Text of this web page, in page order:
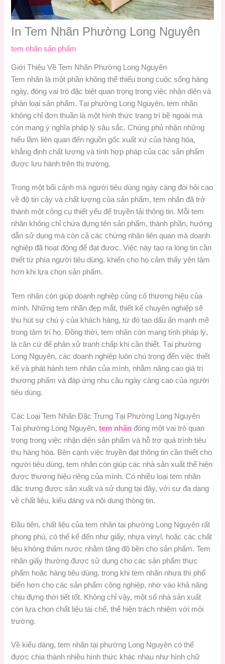
In Tem Nhãn Phường Long Nguyên
tem nhãn sản phẩm
Giới Thiệu Về Tem Nhãn Phường Long Nguyên
Tem nhãn là một phần không thể thiếu trong cuộc sống hàng
ngày, đóng vai trò đặc biệt quan trọng trong việc nhận diện và
phân loại sản phẩm. Tại phường Long Nguyên, tem nhãn
không chỉ đơn thuần là một hình thức trang trí bề ngoài mà
còn mang ý nghĩa pháp lý sâu sắc. Chúng phủ nhận những
hiểu lầm liên quan đến nguồn gốc xuất xứ của hàng hóa,
khẳng định chất lượng và tính hợp pháp của các sản phẩm
được lưu hành trên thị trường.
Trong một bối cảnh mà người tiêu dùng ngày càng đòi hỏi cao
về độ tin cậy và chất lượng của sản phẩm, tem nhãn đã trở
thành một công cụ thiết yếu để truyền tải thông tin. Mỗi tem
nhãn không chỉ chứa đựng tên sản phẩm, thành phần, hướng
dẫn sử dụng mà còn cả các chứng nhận liên quan mà doanh
nghiệp đã hoạt động để đạt được. Việc này tạo ra lòng tin cần
thiết từ phía người tiêu dùng, khiến cho họ cảm thấy yên tâm
hơn khi lựa chọn sản phẩm.
Tem nhãn còn giúp doanh nghiệp củng cố thương hiệu của
mình. Những tem nhãn đẹp mắt, thiết kế chuyên nghiệp sẽ
thu hút sự chú ý của khách hàng, từ đó tạo dấu ấn mạnh mẽ
trong tâm trí họ. Đồng thời, tem nhãn còn mang tính pháp lý,
là căn cứ để phân xử tranh chấp khi cần thiết. Tại phường
Long Nguyên, các doanh nghiệp luôn chú trọng đến việc thiết
kế và phát hành tem nhãn của mình, nhằm nâng cao giá trị
thương phẩm và đáp ứng nhu cầu ngày càng cao của người
tiêu dùng.
Các Loại Tem Nhãn Đặc Trưng Tại Phường Long Nguyên
Tại phường Long Nguyên, tem nhãn đóng một vai trò quan
trọng trong việc nhận diện sản phẩm và hỗ trợ quá trình tiêu
thụ hàng hóa. Bên cạnh việc truyền đạt thông tin cần thiết cho
người tiêu dùng, tem nhãn còn giúp các nhà sản xuất thể hiện
được thương hiệu riêng của mình. Có nhiều loại tem nhãn
đặc trưng được sản xuất và sử dụng tại đây, với sự đa dạng
về chất liệu, kiểu dáng và nội dung thông tin.
Đầu tiên, chất liệu của tem nhãn tại phường Long Nguyên rất
phong phú, có thể kể đến như giấy, nhựa vinyl, hoặc các chất
liệu không thấm nước nhằm tăng độ bền cho sản phẩm. Tem
nhãn giấy thường được sử dụng cho các sản phẩm thực
phẩm hoặc hàng tiêu dùng, trong khi tem nhãn nhựa thì phổ
biến hơn cho các sản phẩm công nghiệp, nhờ vào khả năng
chịu đựng thời tiết tốt. Không chỉ vậy, một số nhà sản xuất
còn lựa chọn chất liệu tái chế, thể hiện trách nhiệm với môi
trường.
Về kiểu dáng, tem nhãn tại phường Long Nguyên có thể
được chia thành nhiều hình thức khác nhau như hình chữ